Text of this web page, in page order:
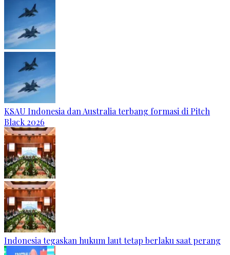
KSAU Indonesia dan Australia terbang formasi di Pitch
Black 2026
Indonesia tegaskan hukum laut tetap berlaku saat perang